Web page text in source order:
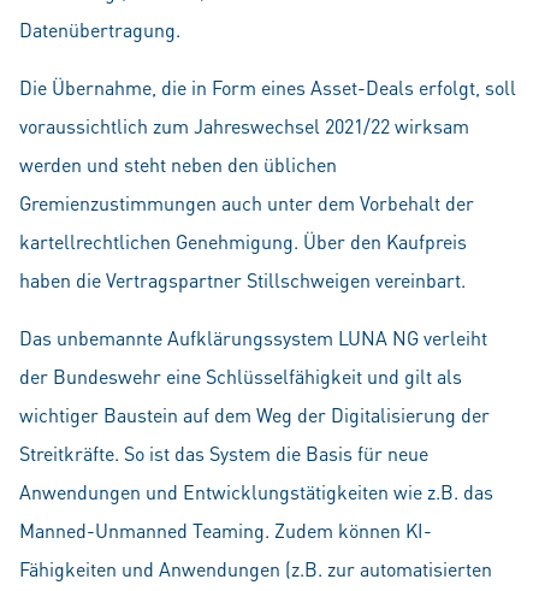
Datenübertragung.
Die Übernahme, die in Form eines Asset-Deals erfolgt, soll
voraussichtlich zum Jahreswechsel 2021/22 wirksam
werden und steht neben den üblichen
Gremienzustimmungen auch unter dem Vorbehalt der
kartellrechtlichen Genehmigung. Über den Kaufpreis
haben die Vertragspartner Stillschweigen vereinbart.
Das unbemannte Aufklärungssystem LUNA NG verleiht
der Bundeswehr eine Schlüsselfähigkeit und gilt als
wichtiger Baustein auf dem Weg der Digitalisierung der
Streitkräfte. So ist das System die Basis für neue
Anwendungen und Entwicklungstätigkeiten wie z.B. das
Manned-Unmanned Teaming. Zudem können KI-
Fähigkeiten und Anwendungen (z.B. zur automatisierten